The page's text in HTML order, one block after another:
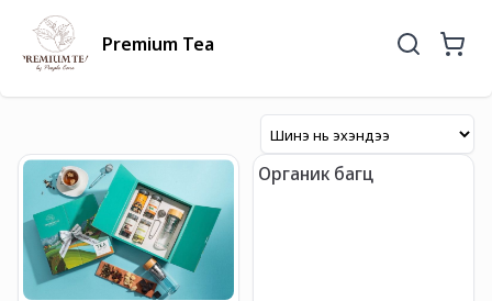
Premium Tea
Органик багц